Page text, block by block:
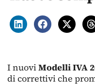
I nuoviModelli IVA
di correttivi che